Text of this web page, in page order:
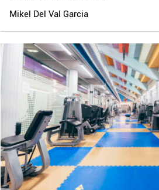
Mikel Del Val Garcia